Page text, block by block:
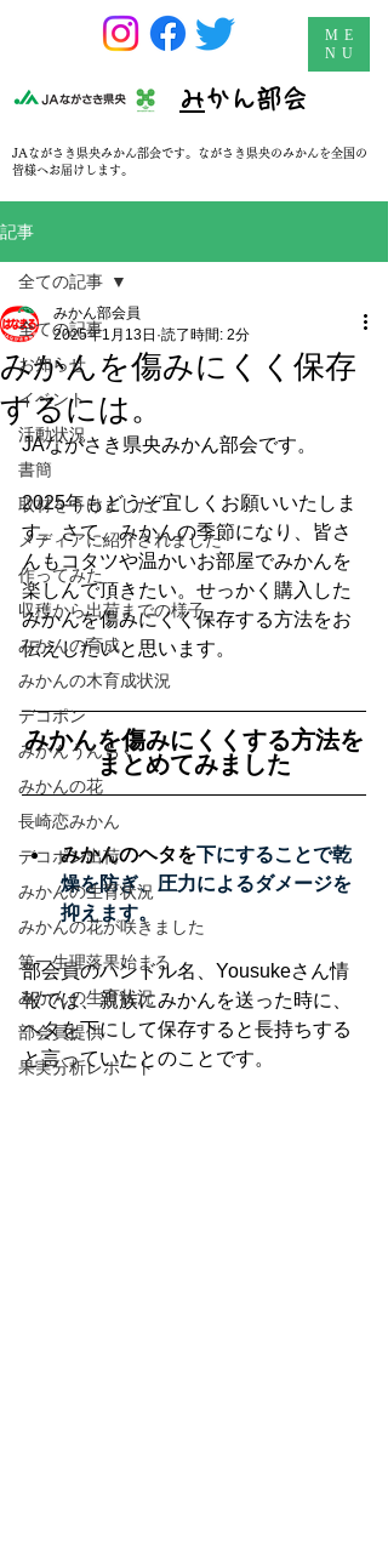
​みかん部会
ME
NU
JAながさき県央みかん部会です。ながさき県央のみかんを全国の
皆様へお届けします。
記事
全ての記事
お知らせ
イベント
活動状況
書簡
取材をうけました
メディアに紹介されました
作ってみた
収穫から出荷までの様子
みかんの育成
みかんの木育成状況
デコポン
みかんうんちく
みかんの花
長崎恋みかん
デコポン出荷
みかんの生育状況
みかんの花が咲きました
第一生理落果始まる
みかんの生育状況
部会員提供
果実分析レポート
全ての記事
みかんを傷みにくく保存
するには。
みかん部会員
2025年1月13日 読了時間: 2分
JAながさき県央みかん部会です。
2025年もどうぞ宜しくお願いいたしま
す。さて、みかんの季節になり、皆さ
んもコタツや温かいお部屋でみかんを
楽しんで頂きたい。せっかく購入した
みかんを傷みにくく保存する方法をお
伝えしたいと思います。
みかんを傷みにくくする方法を
まとめてみました
みかんのヘタを下にすることで乾
燥を防ぎ、圧力によるダメージを
抑えます。
部会員のハンドル名、Yousukeさん情
報では、親族にみかんを送った時に、
ヘタを下にして保存すると長持ちする
と言っていたとのことです。